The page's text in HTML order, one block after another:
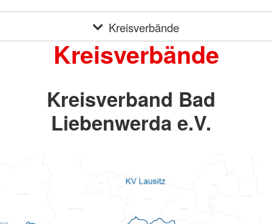
Kreisverbände
Kreisverbände
Kreisverband Bad
Liebenwerda e.V.